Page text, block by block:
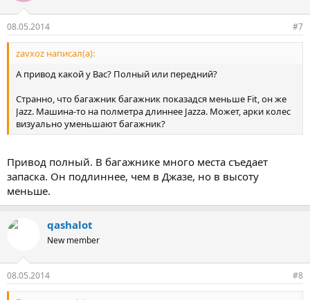
08.05.2014 #7
zavxoz написал(а):
А привод какой у Вас? Полный или передний?
Странно, что багажник багажник показадся меньше Fit, он же
Jazz. Машина-то на полметра длиннее Jazza. Может, арки колес
визуально уменьшают багажник?
Привод полный. В багажнике много места съедает
запаска. Он подлиннее, чем в Джазе, но в высоту
меньше.
qashalot
New member
08.05.2014 #8